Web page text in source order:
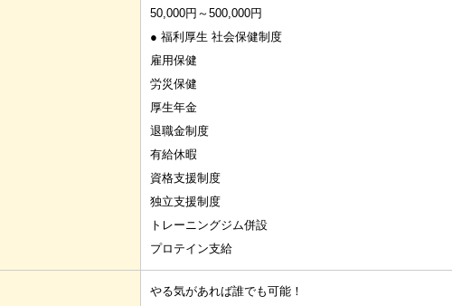
50,000円～500,000円
● 福利厚生 社会保健制度
雇用保健
労災保健
厚生年金
退職金制度
有給休暇
資格支援制度
独立支援制度
トレーニングジム併設
プロテイン支給
やる気があれば誰でも可能！